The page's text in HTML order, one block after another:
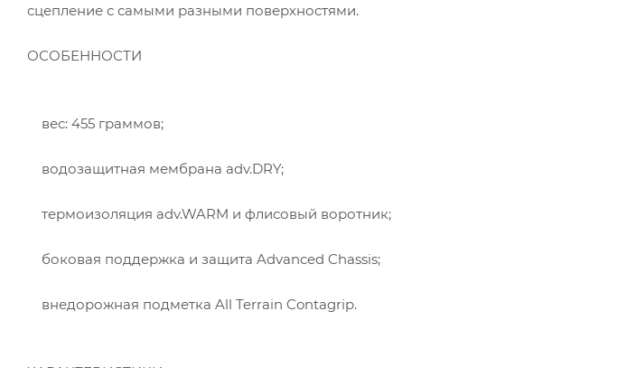
сцепление с самыми разными поверхностями.
ОСОБЕННОСТИ
вес: 455 граммов;
водозащитная мембрана adv.DRY;
термоизоляция adv.WARM и флисовый воротник;
боковая поддержка и защита Advanced Chassis;
внедорожная подметка All Terrain Contagrip.